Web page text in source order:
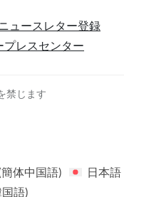
ュースレター登録
プレスセンター
禁じます
簡体中国語)
日本語
語)